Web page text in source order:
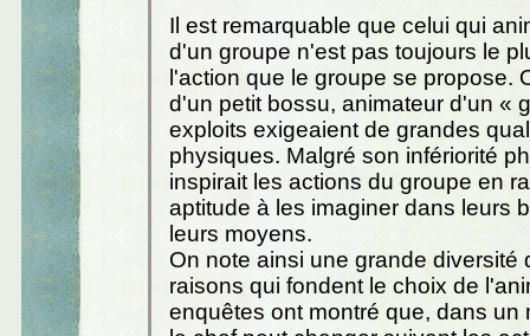
Il est remarquable que celui qui
d'un groupe n'est pas toujours le
l'action que le groupe se propose.
d'un petit bossu, animateur d'un «
exploits exigeaient de grandes
physiques. Malgré son infériorité
inspirait les actions du groupe en
aptitude à les imaginer dans leurs
leurs moyens.
On note ainsi une grande diversité
raisons qui fondent le choix de
enquêtes ont montré que, dans un